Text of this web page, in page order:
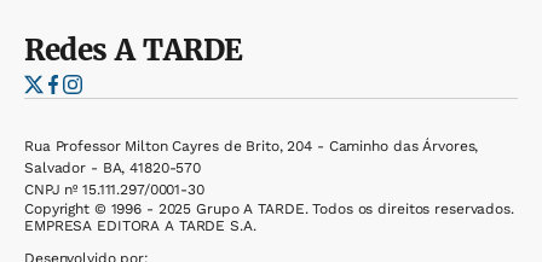
RedesA TARDE
Rua Professor Milton Cayres de Brito, 204 - Caminho das Árvores,
Salvador - BA, 41820-570
CNPJ nº 15.111.297/0001-30
Copyright © 1996 - 2025 Grupo A TARDE. Todos os direitos reservados.
EMPRESA EDITORA A TARDE S.A.
Desenvolvido por: